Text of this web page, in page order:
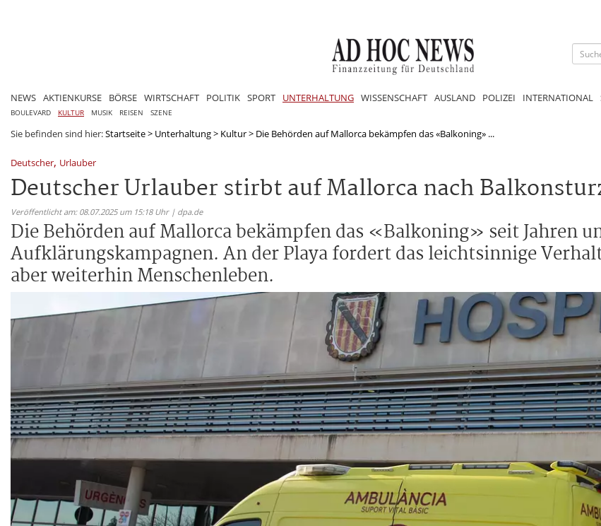
NEWS AKTIENKURSE BÖRSE WIRTSCHAFT POLITIK SPORT UNTERHALTUNG WISSENSCHAFT AUSLAND POLIZEI INTERNATIONAL
BOULEVARD KULTUR MUSIK REISEN SZENE
Sie befinden sind hier:Startseite> Unterhaltung> Kultur> Die Behörden auf Mallorca bekämpfen das «Balkoning» ...
Deutscher, Urlauber
Deutscher Urlauber stirbt auf Mallorca nach
Veröffentlicht am: 08.07.2025 um 15:18 Uhr | dpa.de
Die Behörden auf Mallorca bekämpfen das «Balkoning» seit Jahren
Aufklärungskampagnen. An der Playa fordert das leichtsinnige
aber weiterhin Menschenleben.